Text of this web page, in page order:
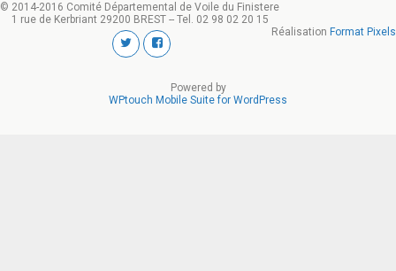
© 2014-2016 Comité Départemental de Voile du Finistere
1 rue de Kerbriant 29200 BREST -- Tel. 02 98 02 20 15
Réalisation Format Pixels
Powered by
WPtouch Mobile Suite for WordPress